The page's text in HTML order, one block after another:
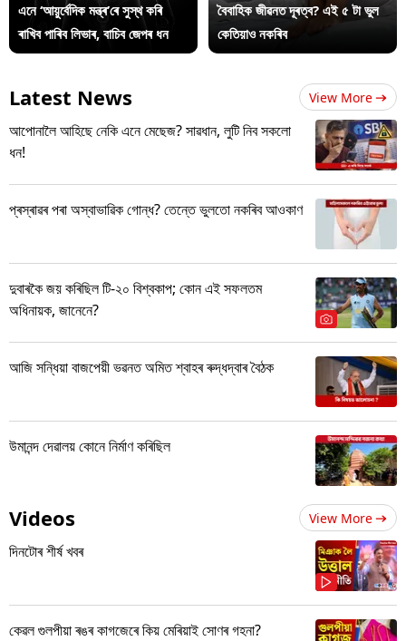
এনে ‘আয়ুৰ্বেদিক মন্ত্ৰ’ৰে সুস্থ কৰি
ৰাখিব পাৰিব লিভাৰ, বাচিব জেপৰ ধন
বৈবাহিক জীৱনত দূৰত্ব? এই ৫ টা ভুল
কেতিয়াও নকৰিব
Latest News View More
আপোনালৈ আহিছে নেকি এনে মেছেজ? সাৱধান, লুটি নিব সকলো
ধন!
প্ৰস্ৰাৱৰ পৰা অস্বাভাৱিক গোন্ধ? তেন্তে ভুলতো নকৰিব আওকাণ
দুবাৰকৈ জয় কৰিছিল টি-২০ বিশ্বকাপ; কোন এই সফলতম
অধিনায়ক, জানেনে?
আজি সন্ধিয়া বাজপেয়ী ভৱনত অমিত শ্বাহৰ ৰুদ্ধদ্বাৰ বৈঠক
উমানন্দ দেৱালয় কোনে নিৰ্মাণ কৰিছিল
Videos View More
দিনটোৰ শীৰ্ষ খবৰ
কেৱল গুলপীয়া ৰঙৰ কাগজেৰে কিয় মেৰিয়াই সোণৰ গহনা?